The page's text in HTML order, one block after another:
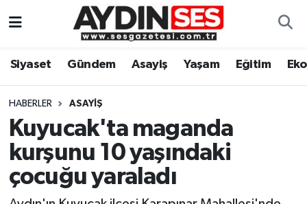
Siyaset Gündem Asayiş Yaşam Eğitim
HABERLER ASAYIŞ
Kuyucak'ta maganda
kurşunu 10 yaşındaki
çocuğu yaraladı
Gündem
Siyaset
Ekonomi
Yaşam
Aydın Hava Durumu
Aydin Namaz Vakitleri
Aydın Trafik Yoğunluk Haritası
Süper Lig Puan Durumu ve Fikstür